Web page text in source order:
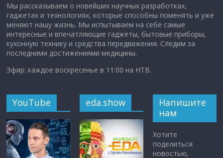
Мы рассказываем о новейших научных разработках,
гаджетах и технологиях, которые способны поменять и уже
меняют нашу жизнь. Мы испытываем на себе самые
интересные и впечатляющие гаджеты, бытовые приборы,
кухонную технику и средства передвижения. Следим за
последними достижениями медицины.
Эфир: каждое воскресенье в 11:00 на НТВ.
YouTube eda.show
Напишите
нам
Хотите
поделиться
новостью,